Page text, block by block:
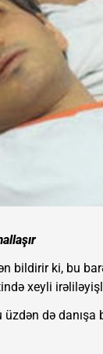
bildirir ki, bu
xeyli
üzdən də